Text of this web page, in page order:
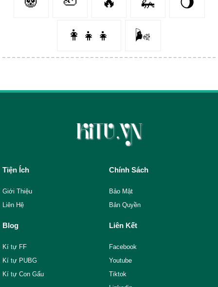
👩‍👧‍👧 🌬️
Tiện Ích
Giới Thiệu
Liên Hệ
Chính Sách
Bảo Mật
Bản Quyền
Blog
Kí tự FF
Kí tự PUBG
Kí tự Con Gấu
Liên Kết
Facebook
Youtube
Tiktok